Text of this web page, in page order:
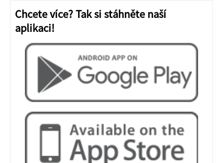
Chcete více? Tak si stáhněte naší
aplikaci!